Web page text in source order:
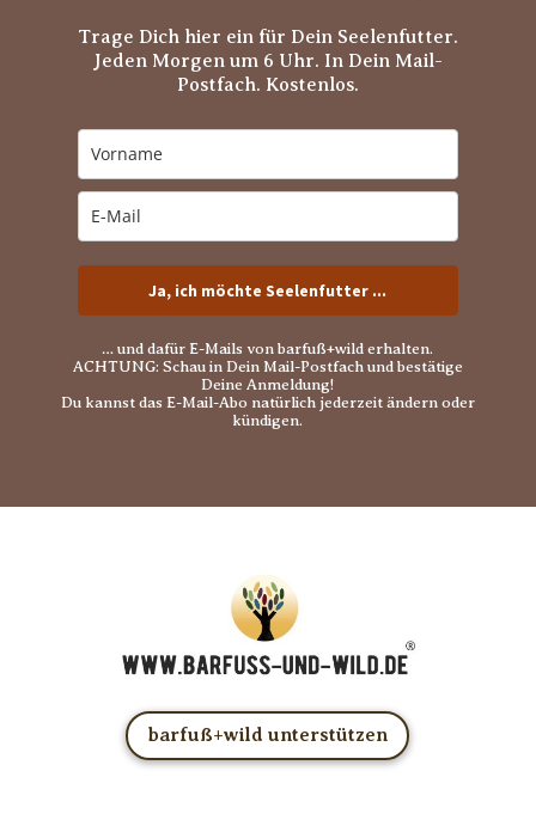
Trage Dich hier ein für Dein Seelenfutter.
Jeden Morgen um 6 Uhr. In Dein Mail-
Postfach. Kostenlos.
Ja, ich möchte Seelenfutter ...
… und dafür E-Mails von barfuß+wild erhalten.
ACHTUNG: Schau in Dein Mail-Postfach und bestätige
Deine Anmeldung!
Du kannst das E-Mail-Abo natürlich jederzeit ändern oder
kündigen.
barfuß+wild unterstützen